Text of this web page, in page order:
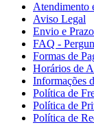
Atendimento
Aviso Legal
Envio e
FAQ -
Formas de
Horários de
Informações
Política de
Política de
Política de